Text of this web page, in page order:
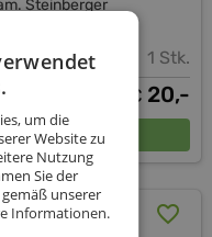
Steinberger
1 Stk.
€ 20,-
um die
Website zu
Nutzung
Sie der
unserer
Informationen.